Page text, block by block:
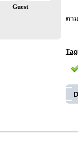
Guest
ตา
Tag